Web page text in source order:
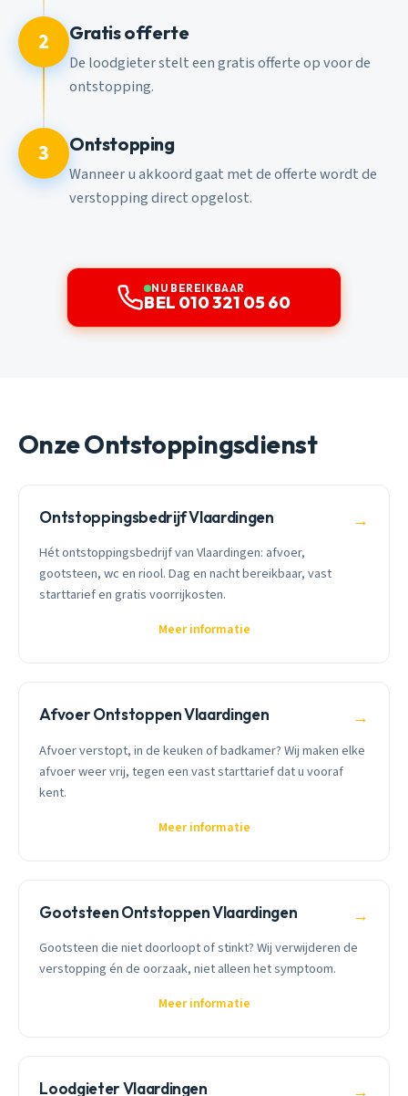
2 Gratis offerte
De loodgieter stelt een gratis offerte op voor de
ontstopping.
3 Ontstopping
Wanneer u akkoord gaat met de offerte wordt de
verstopping direct opgelost.
NU BEREIKBAAR
BEL 010 321 05 60
Onze Ontstoppingsdienst
Ontstoppingsbedrijf Vlaardingen →
Hét ontstoppingsbedrijf van Vlaardingen: afvoer,
gootsteen, wc en riool. Dag en nacht bereikbaar, vast
starttarief en gratis voorrijkosten.
Meer informatie
Afvoer Ontstoppen Vlaardingen →
Afvoer verstopt, in de keuken of badkamer? Wij maken elke
afvoer weer vrij, tegen een vast starttarief dat u vooraf
kent.
Meer informatie
Gootsteen Ontstoppen Vlaardingen →
Gootsteen die niet doorloopt of stinkt? Wij verwijderen de
verstopping én de oorzaak, niet alleen het symptoom.
Meer informatie
Loodgieter Vlaardingen